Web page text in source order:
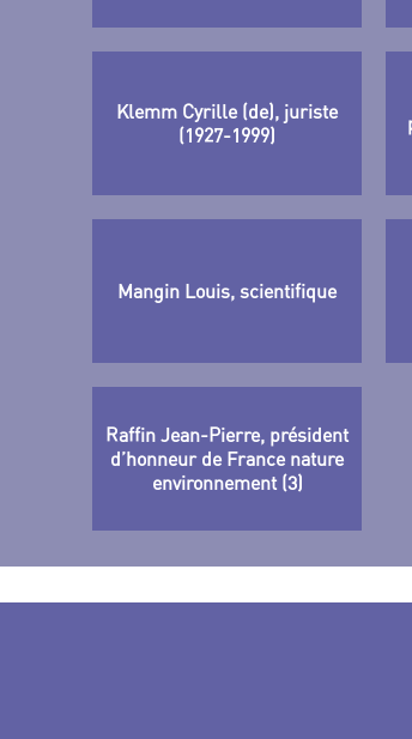
Klemm Cyrille (de), juriste
(1927-1999)
Mangin Louis, scientifique
Raffin Jean-Pierre, président
d’honneur de France nature
environnement (3)